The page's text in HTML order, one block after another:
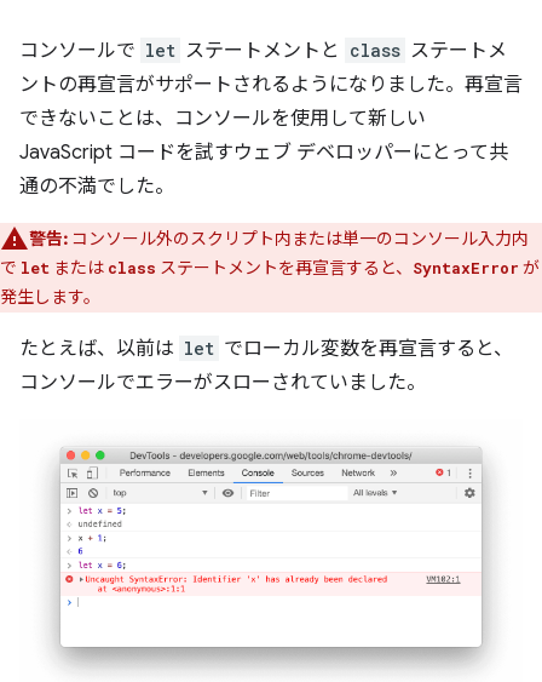
コンソールで let ステートメントと class ステートメ
ントの再宣言がサポートされるようになりました。再宣言
できないことは、コンソールを使用して新しい
JavaScript コードを試すウェブ デベロッパーにとって共
通の不満でした。
警告: コンソール外のスクリプト内または単一のコンソール入力内
で let または class ステートメントを再宣言すると、 SyntaxError が
発生します。
たとえば、以前は let でローカル変数を再宣言すると、
コンソールでエラーがスローされていました。